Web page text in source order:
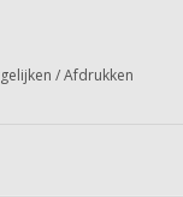
/Afdrukken